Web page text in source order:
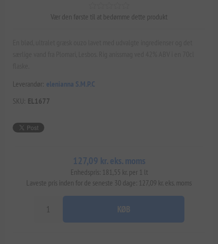
Vær den første til at bedømme dette produkt
Leverandør: elenianna S.M.P.C
SKU: EL1677
127,09 kr. eks. moms
Enhedspris: 181,55 kr. per 1 lt
Laveste pris inden for de seneste 30 dage: 127,09 kr. eks. moms
KØB